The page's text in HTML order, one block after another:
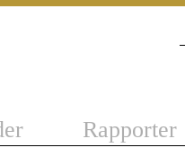
Rapporter